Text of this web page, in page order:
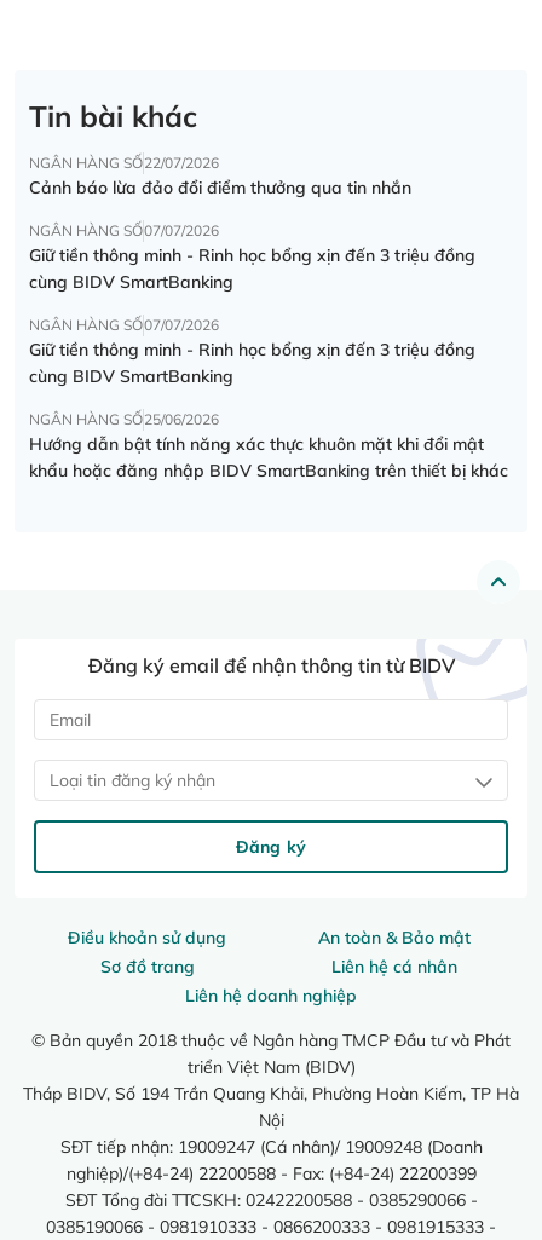
Tin bài khác
NGÂN HÀNG SỐ22/07/2026
Cảnh báo lừa đảo đổi điểm thưởng qua tin nhắn
NGÂN HÀNG SỐ07/07/2026
Giữ tiền thông minh - Rinh học bổng xịn đến 3 triệu đồng
cùng BIDV SmartBanking
NGÂN HÀNG SỐ07/07/2026
Giữ tiền thông minh - Rinh học bổng xịn đến 3 triệu đồng
cùng BIDV SmartBanking
NGÂN HÀNG SỐ25/06/2026
Hướng dẫn bật tính năng xác thực khuôn mặt khi đổi mật
khẩu hoặc đăng nhập BIDV SmartBanking trên thiết bị khác
Điều khoản sử dụng
An toàn & Bảo mật
Sơ đồ trang
Liên hệ cá nhân
Liên hệ doanh nghiệp
© Bản quyền 2018 thuộc về Ngân hàng TMCP Đầu tư và Phát
triển Việt Nam (BIDV)
Tháp BIDV, Số 194 Trần Quang Khải, Phường Hoàn Kiếm, TP Hà
Nội
SĐT tiếp nhận: 19009247 (Cá nhân)/ 19009248 (Doanh
nghiệp)/(+84-24) 22200588 - Fax: (+84-24) 22200399
SĐT Tổng đài TTCSKH: 02422200588 - 0385290066 -
0385190066 - 0981910333 - 0866200333 - 0981915333 -
Đăng ký email để nhận thông tin từ BIDV
Loại tin đăng ký nhận
Đăng ký